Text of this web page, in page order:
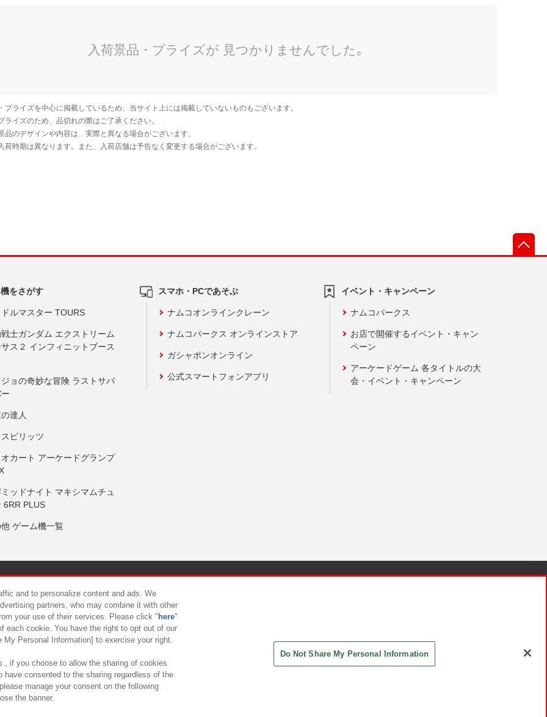
をさがす
ルマスター TOURS
士ガンダム エクストリーム
ス２ インフィニットブース
ョの奇妙な冒険 ラストサバ
達人
ピリッツ
カート アーケードグランプ
ッドナイト マキシマムチュ
6RR PLUS
ゲーム機一覧
スマホ・PCであそぶ
ナムコオンラインクレーン
ナムコパークス オンラインストア
ガシャポンオンライン
公式スマートフォンアプリ
イベント・キャンペーン
ナムコパークス
お店で開催するイベント・キャン
ペーン
アーケードゲーム 各タイトルの大
会・イベント・キャンペーン
について カスタマーハラスメント対応方針
and to personalize content and ads. We
partners, who may combine it with other
your use of their services. Please click " here"
each cookie. You have the right to opt out of our
Personal Information] to exercise your right.
, if you choose to allow the sharing of cookies
have consented to the sharing regardless of the
manage your consent on the following
the banner.
Do Not Share My Personal Information